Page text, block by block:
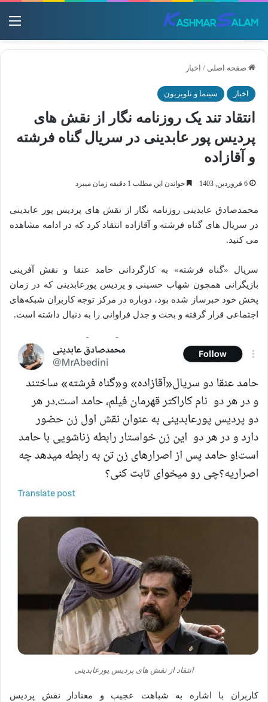
صفحه اصلی / اخبار
اخبار سینما و تلویزیون
انتقاد تند یک روزنامه نگار از نقش های
پردیس پور عابدینی در سریال گناه فرشته
و آقازاده
6 فروردین, 1403 خواندن این مطلب 1 دقیقه زمان میبرد
محمدصادق عابدینی روزنامه نگار از نقش های پردیس پور عابدینی
در سریال های گناه فرشته و آقازاده انتقاد کرد که در ادامه مشاهده
می کنید.
سریال «گناه فرشته» به کارگردانی حامد عنقا و نقش آفرینی
بازیگرانی همچون شهاب حسینی و پردیس پورعابدینی که در زمان
پخش خود خبرساز شده بود، دوباره در مرکز توجه کاربران شبکه‌های
اجتماعی قرار گرفته و بحث و جدل فراوانی را به دنبال داشته است.
انتقاد از نقش های پردیس پورعابدینی
کاربران با اشاره به شباهت عجیب و معنادار نقش‌ پردیس